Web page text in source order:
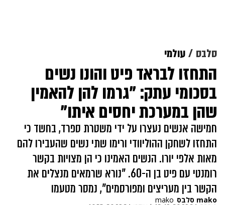
סלבס עולמי
התחזו לבראד פיט והונו נשים
בסכומי עתק: "גרמו להן להאמין
שהן במערכת יחסים איתו"
חמישה אנשים נעצרו על ידי משטרת ספרד, בחשד כי
התחזו לשחקן ההוליוודי ורימו שתי נשים שהעבירו להם
מאות אלפי יורו. הנשים האמינו כי הן מצויות בקשר
רומנטי עם פיט בן ה-60. "נורא שרמאים מנצלים את
הקשר בין מעריצים ומפורסמים", נמסר מטעמו
mako סלבס mako